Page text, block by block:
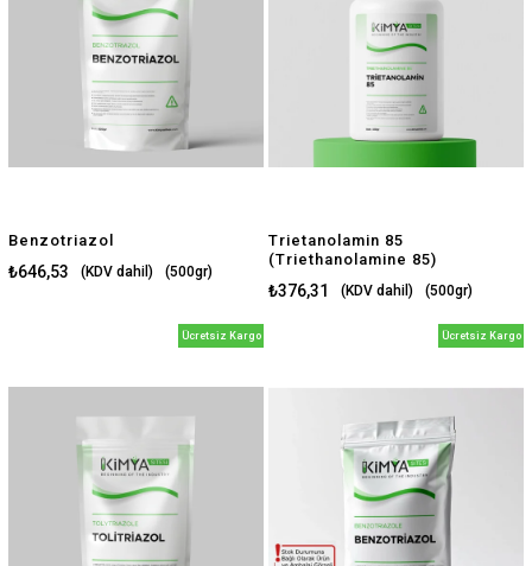
Benzotriazol
₺646,53 (KDV dahil) (500gr)
Trietanolamin 85
(Triethanolamine 85)
₺376,31 (KDV dahil) (500gr)
(500gr)
Ücretsiz Kargo Ücretsiz Kargo